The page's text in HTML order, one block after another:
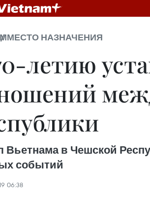
МЕСТО НАЗНАЧЕНИЯ
летию
Вьетнама в Чешской
событий
06:38